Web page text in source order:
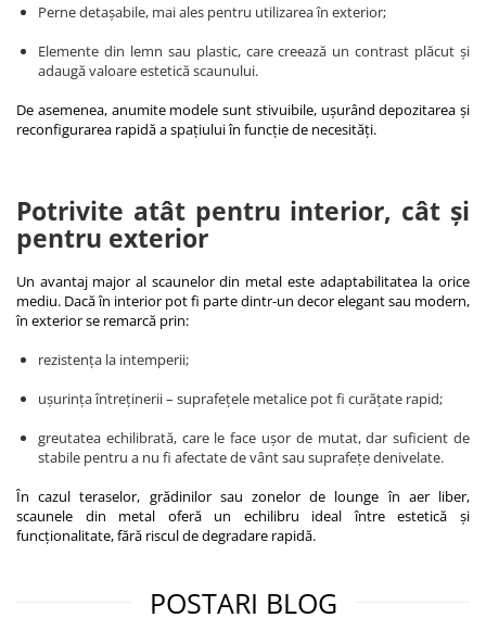
Perne detașabile, mai ales pentru utilizarea în exterior;
Elemente din lemn sau plastic, care creează un contrast plăcut și
adaugă valoare estetică scaunului.
De asemenea, anumite modele sunt stivuibile, ușurând depozitarea și
reconfigurarea rapidă a spațiului în funcție de necesități.
Potrivite atât pentru interior, cât și
pentru exterior
Un avantaj major al scaunelor din metal este adaptabilitatea la orice
mediu. Dacă în interior pot fi parte dintr-un decor elegant sau modern,
în exterior se remarcă prin:
rezistența la intemperii;
ușurința întreținerii – suprafețele metalice pot fi curățate rapid;
greutatea echilibrată, care le face ușor de mutat, dar suficient de
stabile pentru a nu fi afectate de vânt sau suprafețe denivelate.
În cazul teraselor, grădinilor sau zonelor de lounge în aer liber,
scaunele din metal oferă un echilibru ideal între estetică și
funcționalitate, fără riscul de degradare rapidă.
POSTARI BLOG